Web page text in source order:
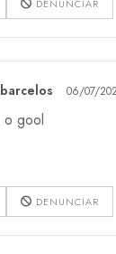
DENUNCIAR
06/07/
o gool
DENUNCIAR